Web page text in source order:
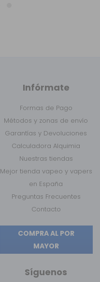
Infórmate
Formas de Pago
Métodos y zonas de envío
Garantías y Devoluciones
Calculadora Alquimia
Nuestras tiendas
Mejor tienda vapeo y vapers
en España
Preguntas Frecuentes
Contacto
COMPRA AL POR
MAYOR
Síguenos